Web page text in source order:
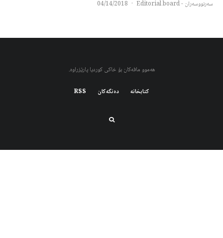
سەرنووسەران - Editorial board ·
04/14/2018
هەموو مافەکان بۆ خاکی کوردیا پارێزراوە.
کتابخانه دەنگەکان RSS